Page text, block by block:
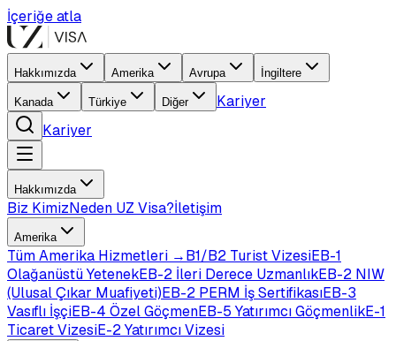
İçeriğe atla
Hakkımızda Amerika Avrupa İngiltere
Kanada Türkiye Diğer
Kariyer
Kariyer
Hakkımızda
Biz KimizNeden UZ Visa?İletişim
Amerika
TümAmerika Hizmetleri →B1/B2 Turist VizesiEB-1
Olağanüstü YetenekEB-2 İleri Derece UzmanlıkEB-2 NIW
(Ulusal Çıkar Muafiyeti)EB-2 PERM İş SertifikasıEB-3
Vasıflı İşçiEB-4 Özel GöçmenEB-5 Yatırımcı GöçmenlikE-1
Ticaret VizesiE-2 Yatırımcı Vizesi